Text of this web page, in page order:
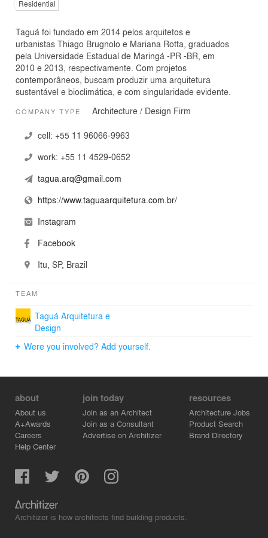
Residential
Taguá foi fundado em 2014 pelos arquitetos e
urbanistas Thiago Brugnolo e Mariana Rotta, graduados
pela Universidade Estadual de Maringá -PR -BR, em
2010 e 2013, respectivamente. Com projetos
contemporâneos, buscam produzir uma arquitetura
sustentável e bioclimática, e com singularidade evidente.
COMPANY TYPE Architecture / Design Firm
cell: +55 11 96066-9963
work: +55 11 4529-0652
tagua.arq@gmail.com
https://www.taguaarquitetura.com.br/
Instagram
Facebook
Itu, SP, Brazil
TEAM
Taguá Arquitetura e
Design
Were you involved? Add yourself.
about
About us
A+Awards
Careers
Help Center
join today
Join as an Architect
Join as a Consultant
Advertise on Architizer
resources
Architecture Jobs
Product Search
Brand Directory
Architizer is how architects find building products.